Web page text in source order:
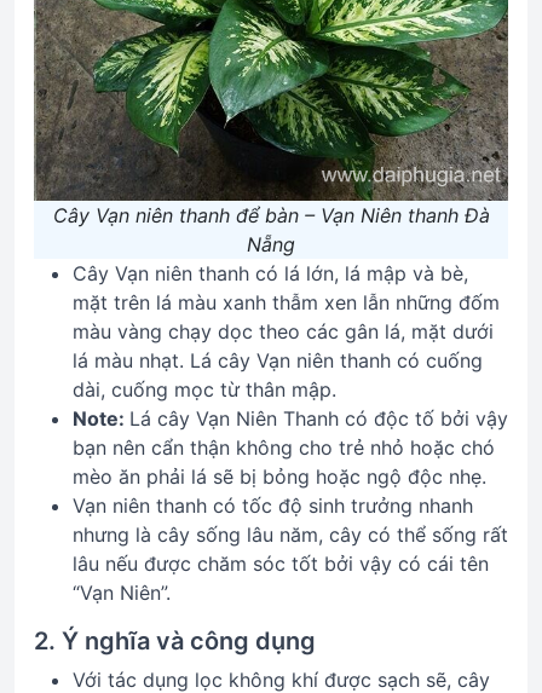
Cây Vạn niên thanh để bàn – Vạn Niên thanh Đà
Nẵng
Cây Vạn niên thanh có lá lớn, lá mập và bè,
mặt trên lá màu xanh thẫm xen lẫn những đốm
màu vàng chạy dọc theo các gân lá, mặt dưới
lá màu nhạt. Lá cây Vạn niên thanh có cuống
dài, cuống mọc từ thân mập.
Note: Lá cây Vạn Niên Thanh có độc tố bởi vậy
bạn nên cẩn thận không cho trẻ nhỏ hoặc chó
mèo ăn phải lá sẽ bị bỏng hoặc ngộ độc nhẹ.
Vạn niên thanh có tốc độ sinh trưởng nhanh
nhưng là cây sống lâu năm, cây có thể sống rất
lâu nếu được chăm sóc tốt bởi vậy có cái tên
“Vạn Niên”.
2. Ý nghĩa và công dụng
Với tác dụng lọc không khí được sạch sẽ, cây